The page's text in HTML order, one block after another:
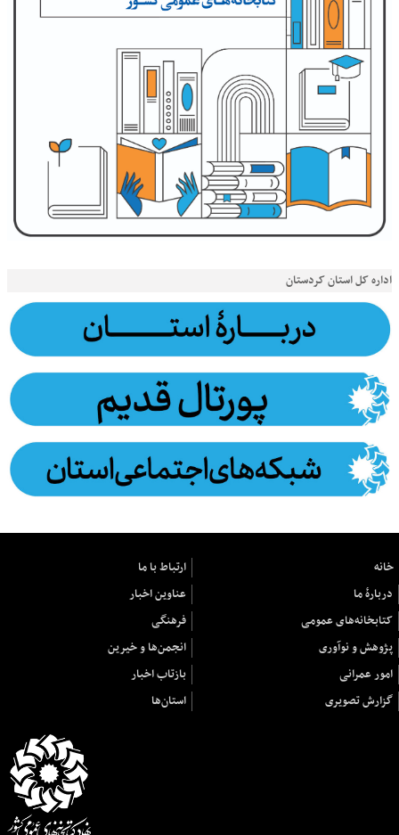
اداره کل استان کردستان
خانه
ارتباط با ما
دربارهٔ ما
عناوین اخبار
کتابخانه‌های عمومی
فرهنگی
پژوهش و نوآوری
انجمن‌ها و خیرین
امور عمرانی
بازتاب اخبار
گزارش تصویری
استان‌ها